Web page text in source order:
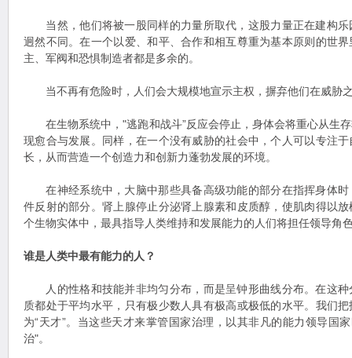
当然，他们将被一股同样的力量所取代，这股力量正在建构乐
迥然不同。在一个以爱、和平、合作和相互尊重为基本原则的世
主、军阀和恐惧制造者都是多余的。
当不再有危险时，人们会大规模地宣示主权，摒弃他们在威胁
在生物系统中，"逃跑和战斗”反应会停止，身体会将重心从生
现愈合与发展。同样，在一个没有威胁的社会中，个人可以专注
长，从而营造一个创造力和创新力蓬勃发展的环境。
在神经系统中，大脑中那些具备高级功能的部分在指挥身体时
件反射的部分。肾上腺停止分泌肾上腺素和皮质醇，使肌肉得以
个生物实体中，最具指导人类维持和发展能力的人们将担任领导角
谁是人类中最有能力的人？
人的性格和技能并非均匀分布，而是呈钟形曲线分布。在这种
质都处于平均水平，只有极少数人具有极高或极低的水平。我们
为“天才”。当这些天才来掌管国家治理，以其非凡的能力领导国
治"。